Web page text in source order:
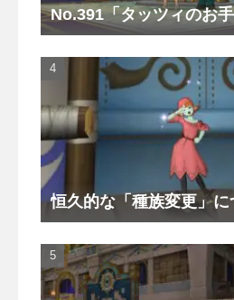
No.391「タッツィのお
恒久的な「種族変更」に